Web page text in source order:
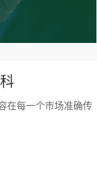
在每一个市场准确传